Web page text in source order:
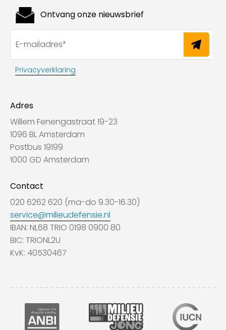
Adres
Willem Fenengastraat 19-23
1096 BL Amsterdam
Postbus 19199
1000 GD Amsterdam
Contact
020 6262 620 (ma-do 9.30-16.30)
service@milieudefensie.nl
IBAN: NL68 TRIO 0198 0900 80
BIC: TRIONL2U
KvK: 40530467
Ontvang onze nieuwsbrief
Privacyverklaring